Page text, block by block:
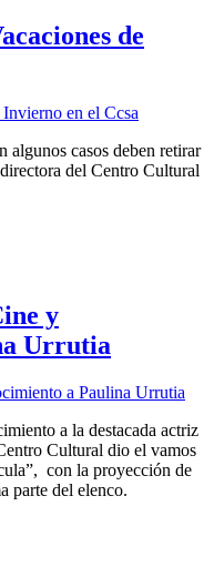
de
algunos casos deben retirar
del Centro Cultural
y
Urrutia
a la destacada actriz
Cultural dio el vamos
con la proyección de
parte del elenco.